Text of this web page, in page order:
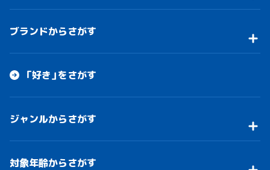
ブランドからさがす
「好き」をさがす
ジャンルからさがす
対象年齢からさがす